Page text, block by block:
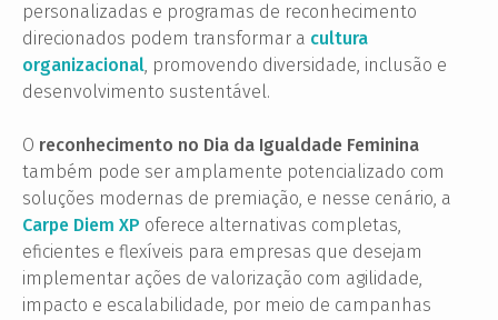
personalizadas e programas de reconhecimento
direcionados podem transformar a cultura
organizacional, promovendo diversidade, inclusão e
desenvolvimento sustentável.
O reconhecimento no Dia da Igualdade Feminina
também pode ser amplamente potencializado com
soluções modernas de premiação, e nesse cenário, a
Carpe Diem XP oferece alternativas completas,
eficientes e flexíveis para empresas que desejam
implementar ações de valorização com agilidade,
impacto e escalabilidade, por meio de campanhas